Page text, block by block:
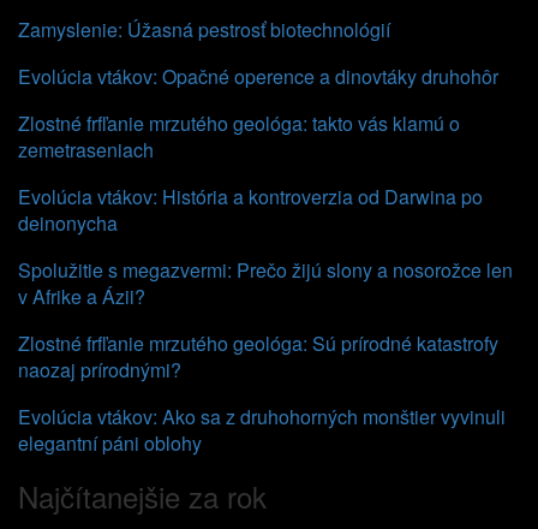
Zamyslenie: Úžasná pestrosť biotechnológií
Evolúcia vtákov: Opačné operence a dinovtáky druhohôr
Zlostné frfľanie mrzutého geológa: takto vás klamú o
zemetraseniach
Evolúcia vtákov: História a kontroverzia od Darwina po
deinonycha
Spolužitie s megazvermi: Prečo žijú slony a nosorožce len
v Afrike a Ázii?
Zlostné frfľanie mrzutého geológa: Sú prírodné katastrofy
naozaj prírodnými?
Evolúcia vtákov: Ako sa z druhohorných monštier vyvinuli
elegantní páni oblohy
Najčítanejšie za rok